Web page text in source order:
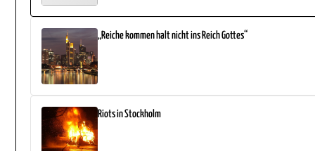
„Reiche kommen halt nicht ins Reich Gottes“
Riots in Stockholm